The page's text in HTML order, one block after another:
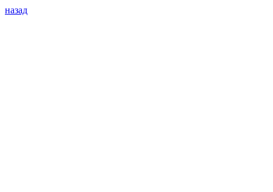
назад